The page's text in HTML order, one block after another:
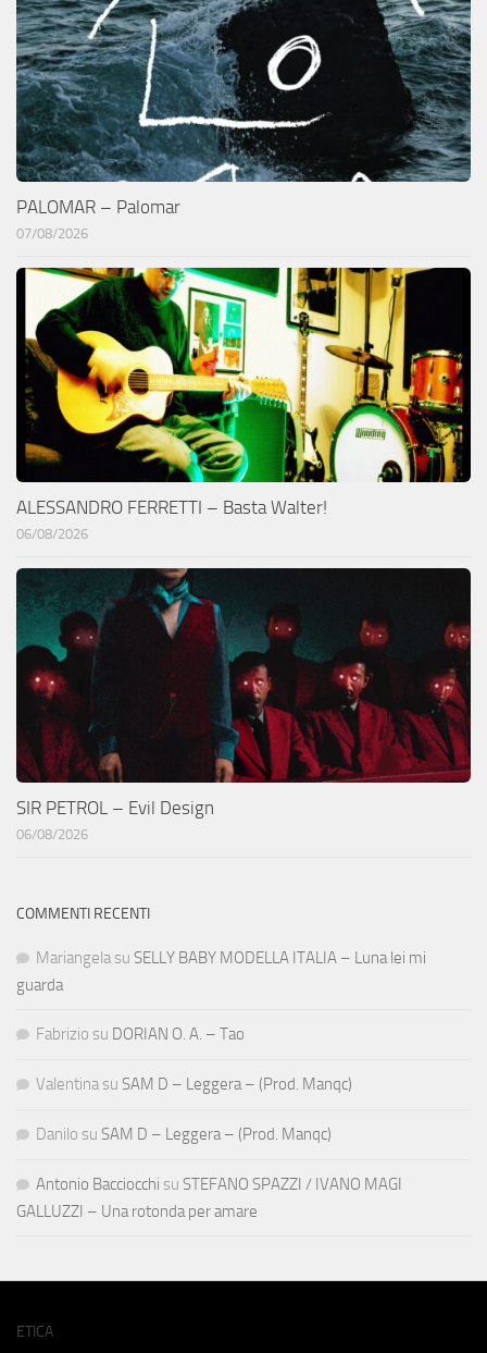
PALOMAR – Palomar
07/08/2026
ALESSANDRO FERRETTI – Basta Walter!
06/08/2026
SIR PETROL – Evil Design
06/08/2026
COMMENTI RECENTI
Mariangela su SELLY BABY MODELLA ITALIA – Luna lei mi
guarda
Fabrizio su DORIAN O. A. – Tao
Valentina su SAM D – Leggera – (Prod. Manqc)
Danilo su SAM D – Leggera – (Prod. Manqc)
Antonio Bacciocchi su STEFANO SPAZZI / IVANO MAGI
GALLUZZI – Una rotonda per amare
ETICA